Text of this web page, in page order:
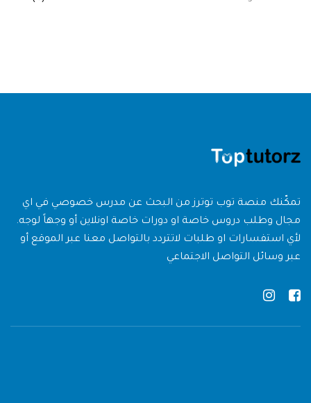
تمكّنك منصة توب توترز من البحث عن مدرس خصوصي في اي
مجال وطلب دروس خاصة او دورات خاصة اونلاين أو وجهاً لوجه.
لأي استفسارات او طلبات لاتتردد بالتواصل معنا عبر الموقع أو
عبر وسائل التواصل الاجتماعي